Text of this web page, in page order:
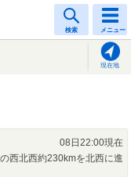
検索 メニュー
現在地
08日22:00現在
西北西約230kmを北西に進